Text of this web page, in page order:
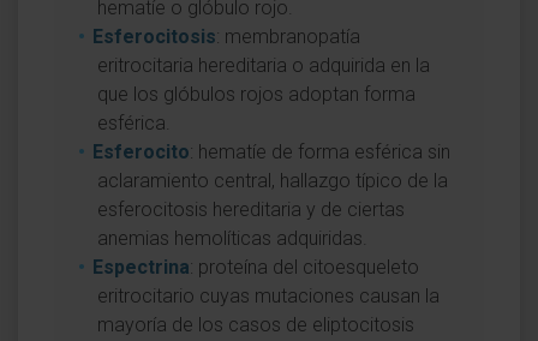
hematíe o glóbulo rojo.
Esferocitosis: membranopatía
eritrocitaria hereditaria o adquirida en la
que los glóbulos rojos adoptan forma
esférica.
Esferocito: hematíe de forma esférica sin
aclaramiento central, hallazgo típico de la
esferocitosis hereditaria y de ciertas
anemias hemolíticas adquiridas.
Espectrina: proteína del citoesqueleto
eritrocitario cuyas mutaciones causan la
mayoría de los casos de eliptocitosis